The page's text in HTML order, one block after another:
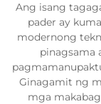
Ang isang
pader ay
modernong
pinagsama
Ginagamit ng
mga